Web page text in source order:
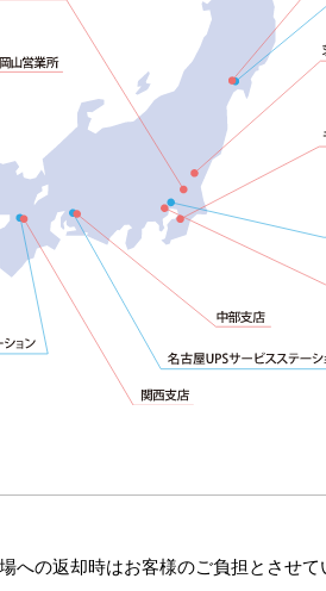
の返却時はお客様のご負担とさせ